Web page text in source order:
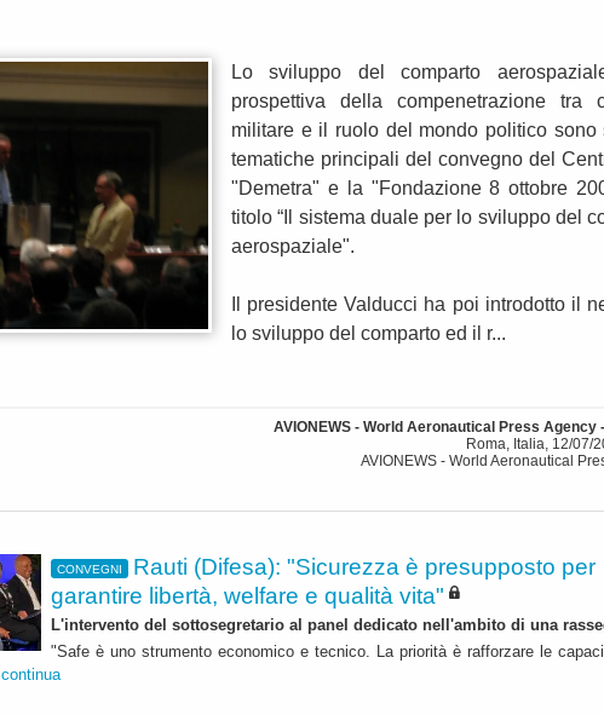
Lo sviluppo del comparto
prospettiva della compenetrazione tra
militare e il ruolo del mondo politico sono
tematiche principali del convegno del
"Demetra" e la "Fondazione 8 ottobre
titolo “Il sistema duale per lo sviluppo del
aerospaziale".
Il presidente Valducci ha poi introdotto il
lo sviluppo del comparto ed il r...
AVIONEWS - World Aeronautical Press Agency
Roma, Italia, 12/07/
AVIONEWS - World Aeronautical
CONVEGNI
Rauti (Difesa): "Sicurezza è presupposto per
garantire libertà, welfare e qualità vita"
L'intervento del sottosegretario al panel dedicato nell'ambito di una
"Safe è uno strumento economico e tecnico. La priorità è rafforzare le
continua